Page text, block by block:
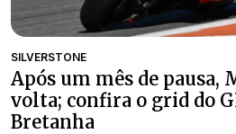
SILVERSTONE
Após um mês de pausa,
volta; confira o grid do
Bretanha